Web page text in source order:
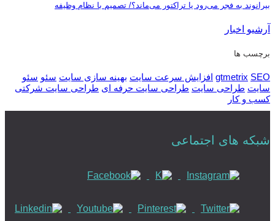
بیرانوند به فجر می‌رود یا تراکتور می‌ماند؟/ تصمیم با نظام وظیفه
آرشیو اخبار
برچسب ها
gtmetrix SEO افزایش سرعت سایت بهینه سازی سایت سئو سئو
سایت طراحی سایت طراحی سایت حرفه ای طراحی سایت شرکتی
کسب و کار
شبکه های اجتماعی